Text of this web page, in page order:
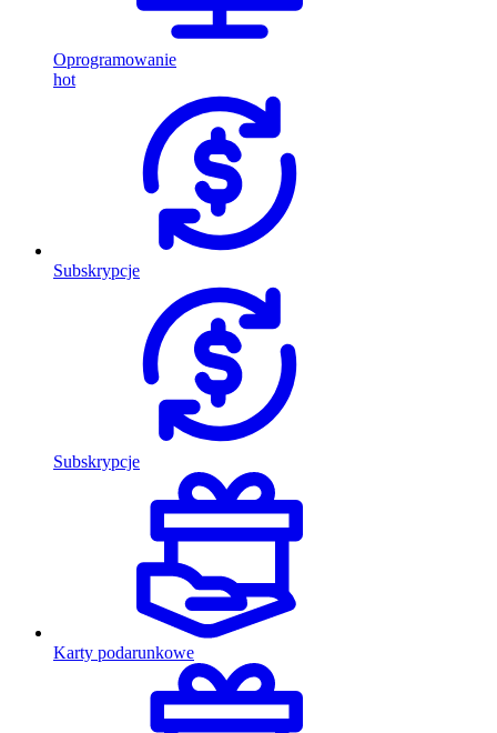
Oprogramowanie
hot
Subskrypcje
Subskrypcje
Karty podarunkowe